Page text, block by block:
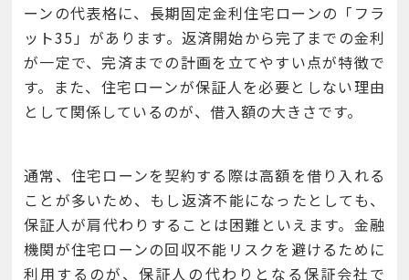
ーンの代表格に、長期固定金利住宅ローンの「フラ
ット35」があります。返済開始から完了までの金利
が一定で、完済までの計画を立てやすい点が特徴で
す。また、住宅ローンが保証人を必要としない理由
として関係しているのが、借入額の大きさです。
通常、住宅ローンを契約する際は高額を借り入れる
ことが多いため、もし返済不能になったとしても、
保証人が肩代わりすることは困難といえます。金融
機関が住宅ローンの回収不能リスクを避けるために
利用するのが、保証人の代わりとなる保証会社で